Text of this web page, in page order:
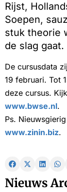
Rijst,
Soepen,
stuk theorie
de slag gaat.
De cursusdata
19 februari. Tot
deze cursus.
www.bwse.nl.
Ps.
www.zinin.biz.
Nieuws